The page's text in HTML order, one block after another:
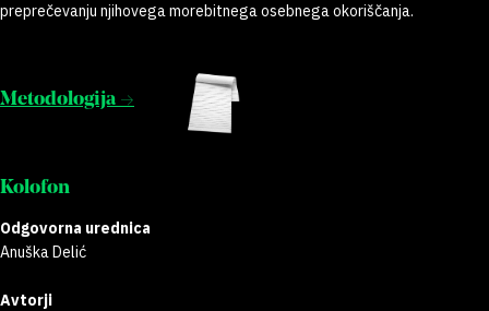
preprečevanju njihovega morebitnega osebnega okoriščanja.
Metodologija →
Kolofon
Odgovorna urednica
Anuška Delić
Avtorji